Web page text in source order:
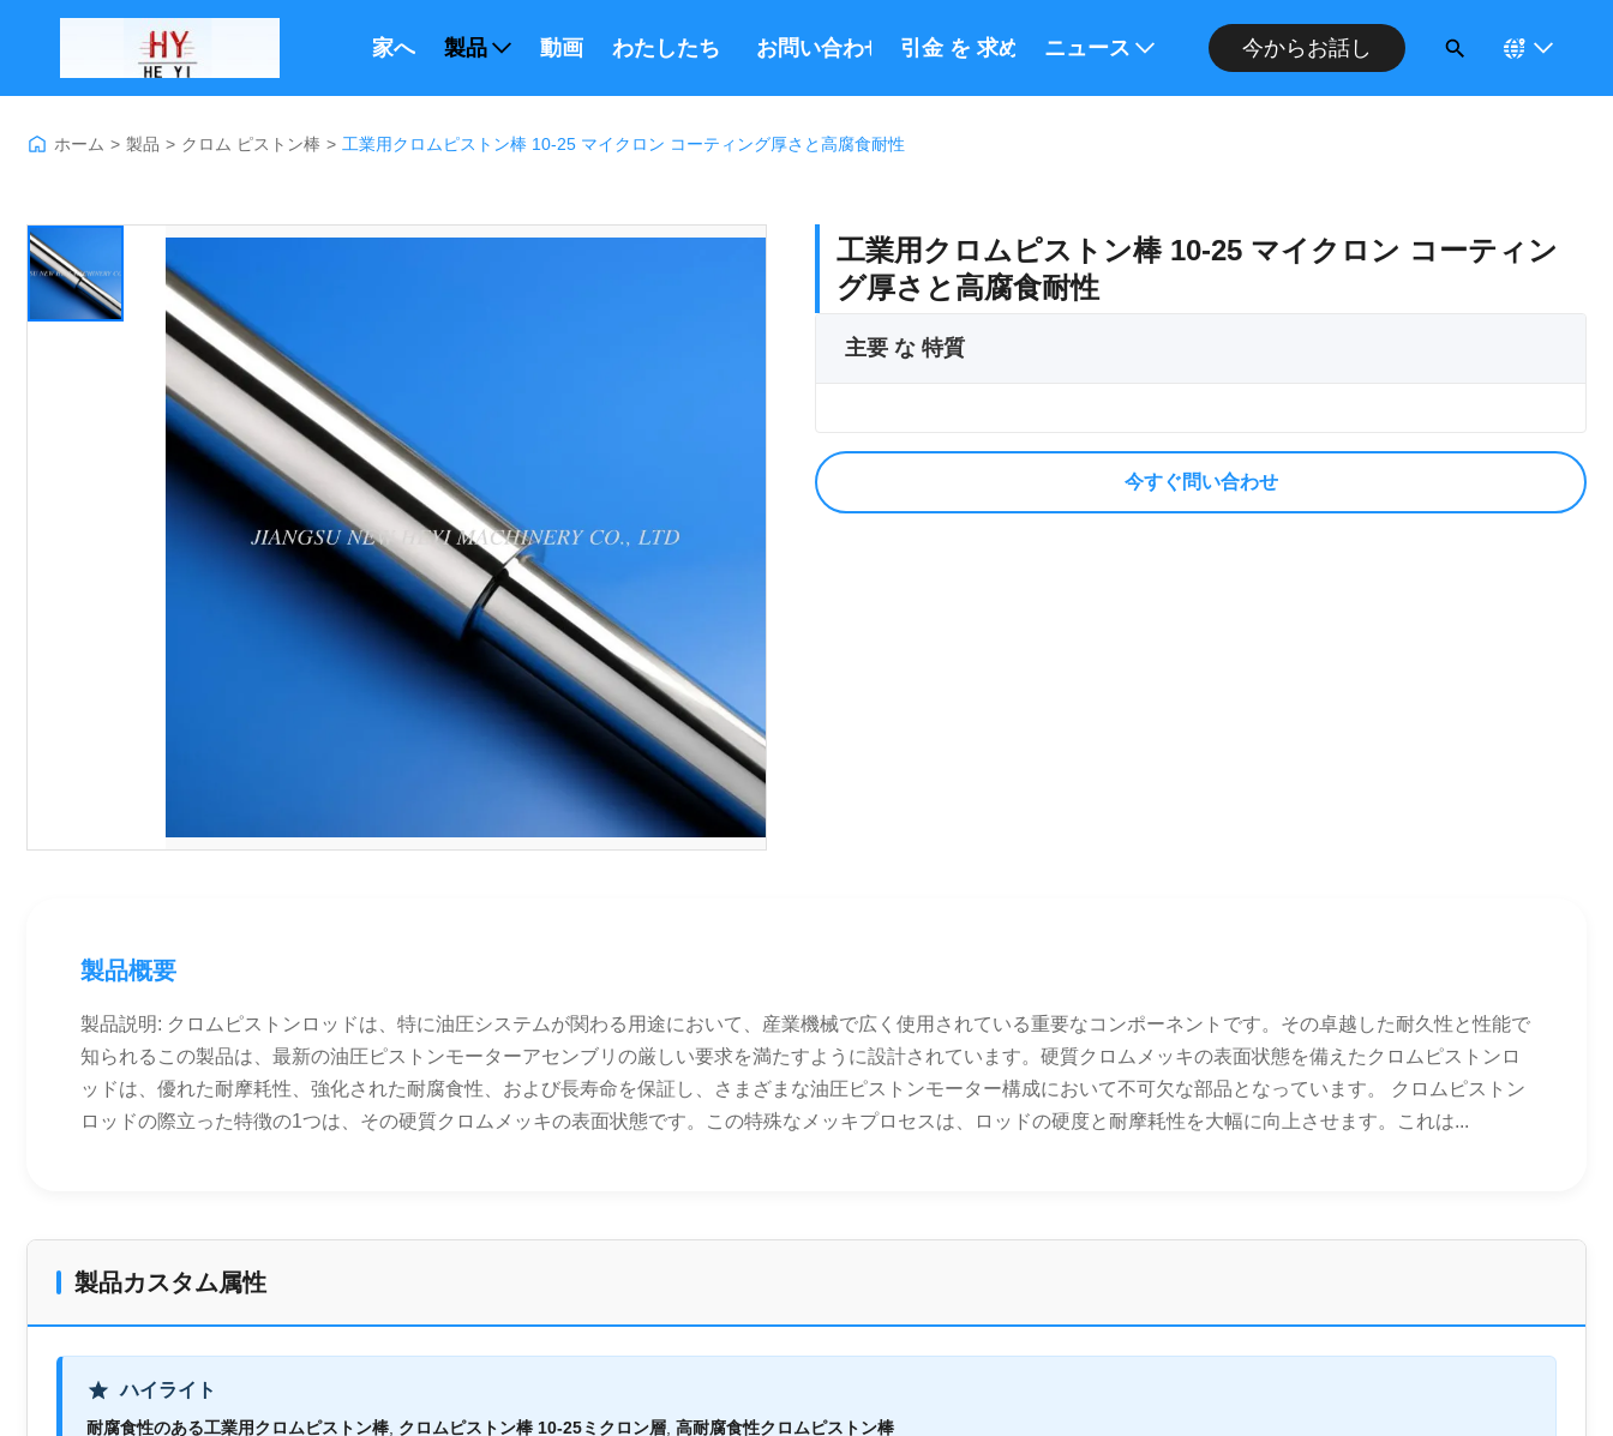
家へ 製品 動画 わたしたち に つい て
お問い合わせ 引金 を 求め て ください
ニュース 今からお話し
ホーム > 製品 > クロム ピストン棒 > 工業用クロムピストン棒 10-25 マイクロン コーティング厚さと高腐食耐性
工業用クロムピストン棒 10-25 マイクロン コーティン
グ厚さと高腐食耐性
主要 な 特質
今すぐ問い合わせ
製品概要
製品説明: クロムピストンロッドは、特に油圧システムが関わる用途において、産業機械で広く使用されている重要なコンポーネントです。その卓越した耐久性と性能で
知られるこの製品は、最新の油圧ピストンモーターアセンブリの厳しい要求を満たすように設計されています。硬質クロムメッキの表面状態を備えたクロムピストンロ
ッドは、優れた耐摩耗性、強化された耐腐食性、および長寿命を保証し、さまざまな油圧ピストンモーター構成において不可欠な部品となっています。 クロムピストン
ロッドの際立った特徴の1つは、その硬質クロムメッキの表面状態です。この特殊なメッキプロセスは、ロッドの硬度と耐摩耗性を大幅に向上させます。これは...
製品カスタム属性
ハイライト
耐腐食性のある工業用クロムピストン棒 クロムピストン棒 10-25ミクロン層 高耐腐食性クロムピストン棒